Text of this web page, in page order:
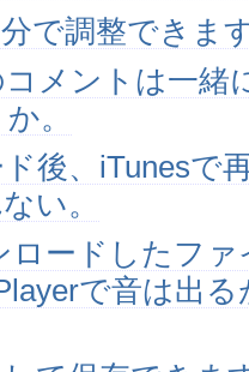
で調整できま
メントは一緒
。
後、iTunesで
い。
ロードしたフ
で音は出